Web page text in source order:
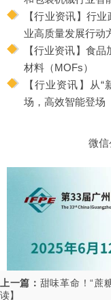
【行业资讯】行
业高质量发展行动
【行业资讯】食
材料（MOFs）
【行业资讯】从
场，高效智能登场
微
上一篇： 甜味革命！“蔗
读】